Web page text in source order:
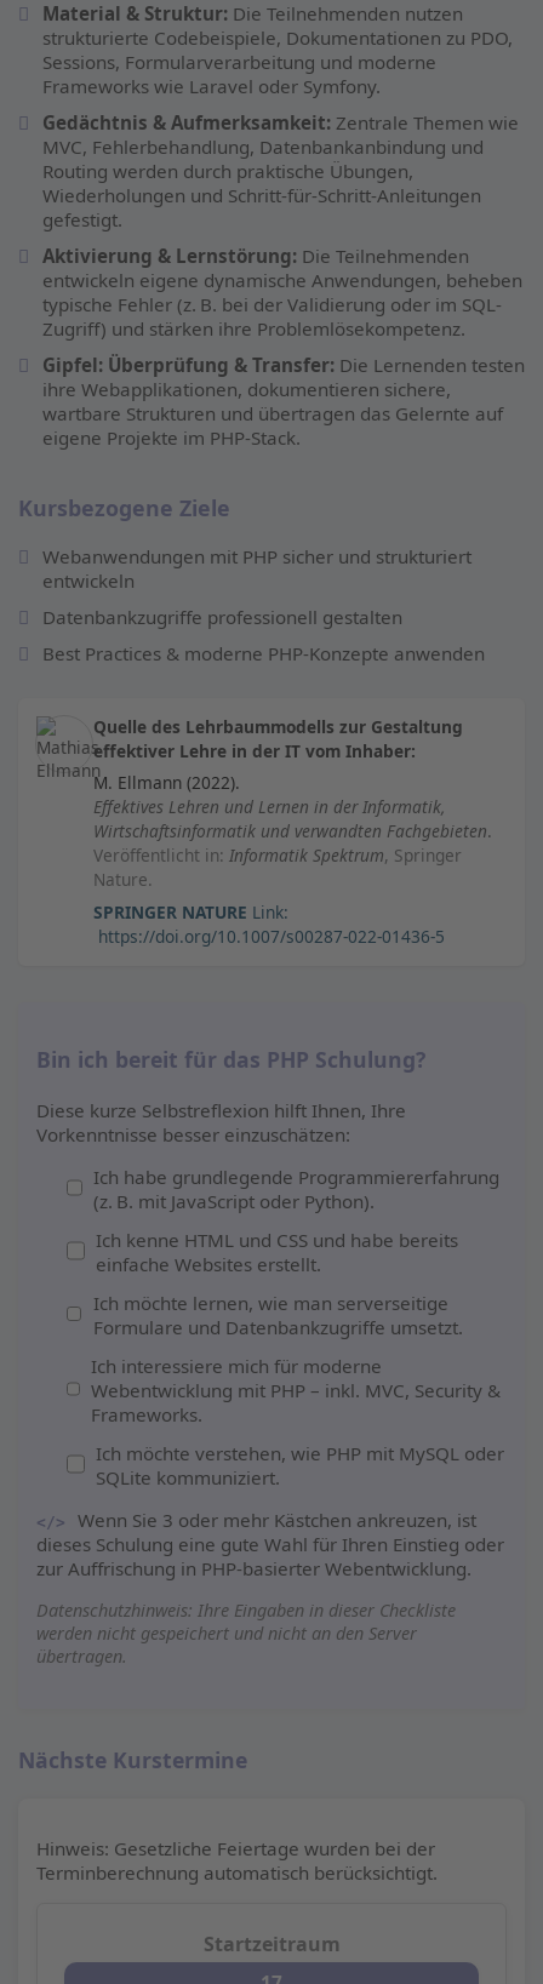
Material & Struktur: Die Teilnehmenden nutzen
strukturierte Codebeispiele, Dokumentationen zu PDO,
Sessions, Formularverarbeitung und moderne
Frameworks wie Laravel oder Symfony.
Gedächtnis & Aufmerksamkeit: Zentrale Themen wie
MVC, Fehlerbehandlung, Datenbankanbindung und
Routing werden durch praktische Übungen,
Wiederholungen und Schritt-für-Schritt-Anleitungen
gefestigt.
Aktivierung & Lernstörung: Die Teilnehmenden
entwickeln eigene dynamische Anwendungen, beheben
typische Fehler (z. B. bei der Validierung oder im SQL-
Zugriff) und stärken ihre Problemlösekompetenz.
Gipfel: Überprüfung & Transfer: Die Lernenden testen
ihre Webapplikationen, dokumentieren sichere,
wartbare Strukturen und übertragen das Gelernte auf
eigene Projekte im PHP-Stack.
Kursbezogene Ziele
Webanwendungen mit PHP sicher und strukturiert
entwickeln
Datenbankzugriffe professionell gestalten
Best Practices & moderne PHP-Konzepte anwenden
Quelle des Lehrbaummodells zur Gestaltung
effektiver Lehre in der IT vom Inhaber:
M. Ellmann (2022).
Effektives Lehren und Lernen in der Informatik,
Wirtschaftsinformatik und verwandten Fachgebieten.
Veröffentlicht in: Informatik Spektrum, Springer
Nature.
SPRINGER NATURE Link:
https://doi.org/10.1007/s00287-022-01436-5
Bin ich bereit für das PHP Schulung?
Diese kurze Selbstreflexion hilft Ihnen, Ihre
Vorkenntnisse besser einzuschätzen:
Ich habe grundlegende Programmiererfahrung
(z. B. mit JavaScript oder Python).
Ich kenne HTML und CSS und habe bereits
einfache Websites erstellt.
Ich möchte lernen, wie man serverseitige
Formulare und Datenbankzugriffe umsetzt.
Ich interessiere mich für moderne
Webentwicklung mit PHP – inkl. MVC, Security &
Frameworks.
Ich möchte verstehen, wie PHP mit MySQL oder
SQLite kommuniziert.
</>
Wenn Sie 3 oder mehr Kästchen ankreuzen, ist
dieses Schulung eine gute Wahl für Ihren Einstieg oder
zur Auffrischung in PHP-basierter Webentwicklung.
Datenschutzhinweis: Ihre Eingaben in dieser Checkliste
werden nicht gespeichert und nicht an den Server
übertragen.
Nächste Kurstermine
Hinweis: Gesetzliche Feiertage wurden bei der
Terminberechnung automatisch berücksichtigt.